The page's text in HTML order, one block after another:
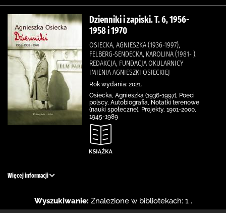
Dzienniki i zapiski. T. 6, 1956-
1958 i 1970
OSIECKA, AGNIESZKA (1936-1997),
FELBERG-SENDECKA, KAROLINA (1981- ).
REDAKCJA, FUNDACJA OKULARNICY
IMIENIA AGNIESZKI OSIECKIEJ
Rok wydania: 2021.
Osiecka, Agnieszka (1936-1997), Poeci
polscy, Autobiografia, Notatki terenowe
(nauki społeczne), Projekty, 1901-2000,
1945-1989
Więcej informacji
Wyszukiwanie: Znalezione w bibliotekach: 1 .